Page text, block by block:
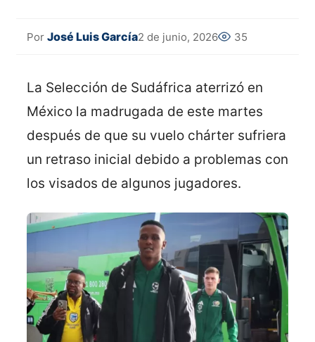
Por José Luis García2 de junio, 2026 35
La Selección de Sudáfrica aterrizó en
México la madrugada de este martes
después de que su vuelo chárter sufriera
un retraso inicial debido a problemas con
los visados de algunos jugadores.